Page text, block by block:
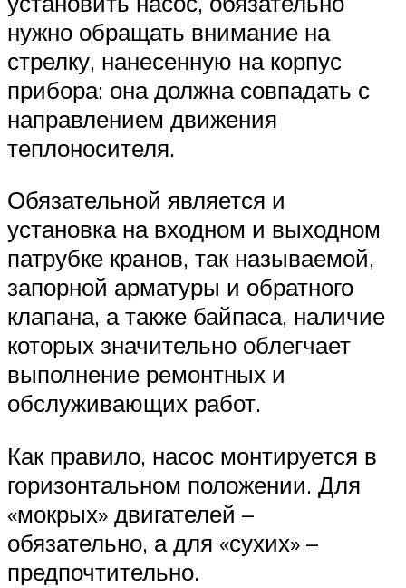
нужно обращать внимание на
стрелку, нанесенную на корпус
прибора: она должна совпадать с
направлением движения
теплоносителя.
Обязательной является и
установка на входном и выходном
патрубке кранов, так называемой,
запорной арматуры и обратного
клапана, а также байпаса, наличие
которых значительно облегчает
выполнение ремонтных и
обслуживающих работ.
Как правило, насос монтируется в
горизонтальном положении. Для
«мокрых» двигателей –
обязательно, а для «сухих» –
предпочтительно.